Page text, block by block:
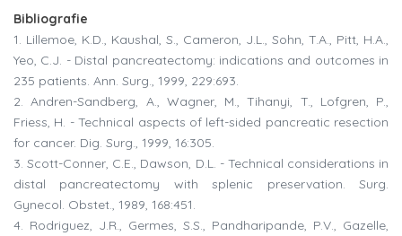
Bibliografie
1. Lillemoe, K.D., Kaushal, S., Cameron, J.L., Sohn, T.A., Pitt, H.A.,
Yeo, C.J. - Distal pancreatectomy: indications and outcomes in
235 patients. Ann. Surg., 1999, 229:693.
2. Andren-Sandberg, A., Wagner, M., Tihanyi, T., Lofgren, P.,
Friess, H. - Technical aspects of left-sided pancreatic resection
for cancer. Dig. Surg., 1999, 16:305.
3. Scott-Conner, C.E., Dawson, D.L. - Technical considerations in
distal pancreatectomy with splenic preservation. Surg.
Gynecol. Obstet., 1989, 168:451.
4. Rodriguez, J.R., Germes, S.S., Pandharipande, P.V., Gazelle,